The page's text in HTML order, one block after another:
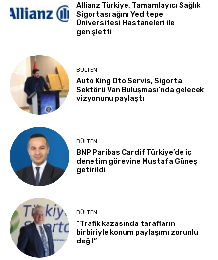
Allianz Türkiye, Tamamlayıcı Sağlık
Sigortası ağını Yeditepe
Üniversitesi Hastaneleri ile
genişletti
BÜLTEN
Auto King Oto Servis, Sigorta
Sektörü Van Buluşması’nda gelecek
vizyonunu paylaştı
BÜLTEN
BNP Paribas Cardif Türkiye’de iç
denetim görevine Mustafa Güneş
getirildi
BÜLTEN
“Trafik kazasında tarafların
birbiriyle konum paylaşımı zorunlu
değil”